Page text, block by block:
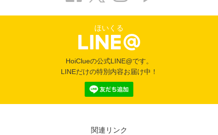
ほいくる
HoiClueの公式LINE@です。
LINEだけの特別内容お届け中！
関連リンク